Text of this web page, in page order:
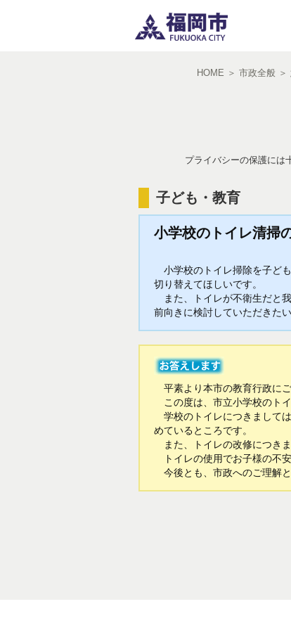
HOME ＞ 市政全般 ＞
プライバシーの保護には
子ども・教育
小学校のトイレ清掃
小学校のトイレ掃除を子ど
切り替えてほしいです。
また、トイレが不衛生だと
前向きに検討していただきたい
平素より本市の教育行政に
この度は、市立小学校のト
学校のトイレにつきまして
めているところです。
また、トイレの改修につき
トイレの使用でお子様の不
今後とも、市政へのご理解